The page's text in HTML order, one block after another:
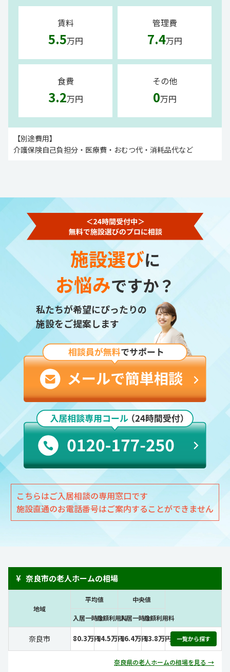
賃料
5.5万円
管理費
7.4万円
食費
3.2万円
その他
0万円
【別途費用】
介護保険自己負担分・医療費・おむつ代・消耗品代など
施設選びに
お悩みですか？
私たちが希望にぴったりの
施設をご提案します
こちらはご入居相談の専用窓口です
施設直通のお電話番号はご案内することができません
¥ 奈良市の老人ホームの相場
地域
平均値 中央値
入居一時金月額利用料入居一時金月額利用料
奈良市 80.3万円14.5万円16.4万円13.8万円 一覧から探す
奈良県の老人ホームの相場を見る →